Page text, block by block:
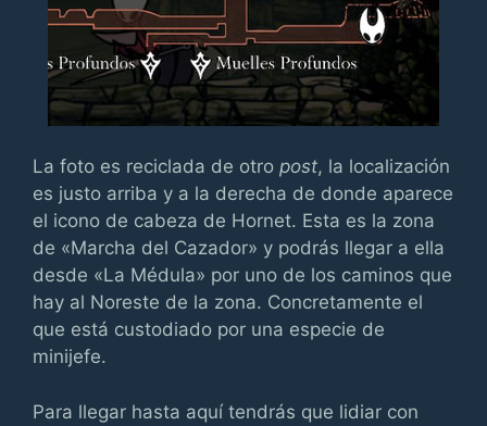
La foto es reciclada de otro post, la localización
es justo arriba y a la derecha de donde aparece
el icono de cabeza de Hornet. Esta es la zona
de «Marcha del Cazador» y podrás llegar a ella
desde «La Médula» por uno de los caminos que
hay al Noreste de la zona. Concretamente el
que está custodiado por una especie de
minijefe.
Para llegar hasta aquí tendrás que lidiar con